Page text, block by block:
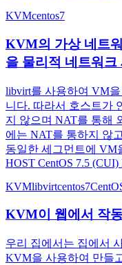
KVMcentos7
KVM의 가상 네트
을 물리적 네트워
libvirt를 사용하여 VM
니다. 따라서 호스트가
지 않으며 NAT를 통해
에는 NAT를 통하지 않
동일한 세그먼트에 VM
HOST CentOS 7.5 (CUI)
KVMlibvirtcentos7
KVM이 웹에서 작
우리 집에서는 집에서
KVM을 사용하여 만들